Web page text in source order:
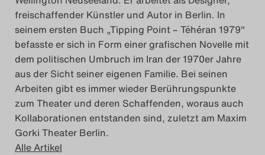
freischaffender Künstler und Autor in Berlin. In
seinem ersten Buch „Tipping Point – Téhéran 1979"
befasste er sich in Form einer grafischen Novelle mit
dem politischen Umbruch im Iran der 1970er Jahre
aus der Sicht seiner eigenen Familie. Bei seinen
Arbeiten gibt es immer wieder Berührungspunkte
zum Theater und deren Schaffenden, woraus auch
Kollaborationen entstanden sind, zuletzt am Maxim
Gorki Theater Berlin.
Alle Artikel